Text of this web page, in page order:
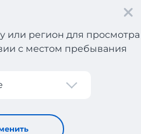
или регион для просмотра
с местом пребывания
Secret!